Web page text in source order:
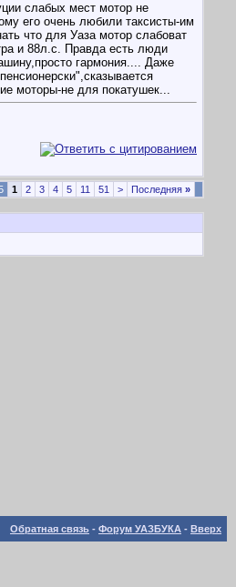
слабых мест мотор не
его очень любили таксисты-им
что для Уаза мотор слабоват
и 88л.с. Правда есть люди
гармония.... Даже
моторы-не для покатушек...
1 2 3 4 5 11 51 > Последняя »
Обратная связь - Форум УАЗБУКА - Вверх